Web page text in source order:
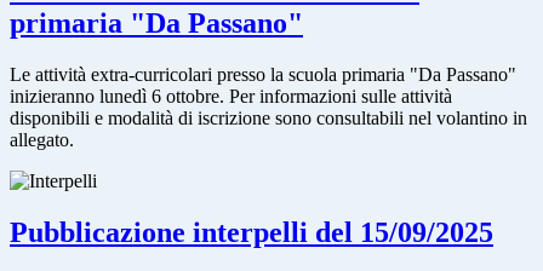
primaria "Da Passano"
Le attività extra-curricolari presso la scuola primaria "Da Passano"
inizieranno lunedì 6 ottobre. Per informazioni sulle attività
disponibili e modalità di iscrizione sono consultabili nel volantino in
allegato.
Pubblicazione interpelli del 15/09/2025